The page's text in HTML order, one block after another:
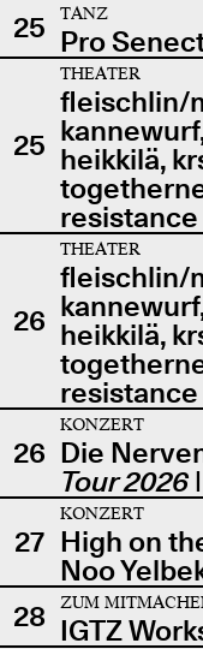
25
TANZ
Pro
25
THEATER
fleischlin/
heikkilä,
resistance
26
THEATER
fleischlin/
heikkilä,
resistance
26
KONZERT
Die
Tour 2026|
27
KONZERT
High on
Noo
28
ZUM
IGTZ